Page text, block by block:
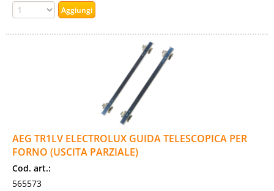
AEG TR1LV ELECTROLUX GUIDA TELESCOPICA PER
FORNO (USCITA PARZIALE)
Cod. art.:
565573